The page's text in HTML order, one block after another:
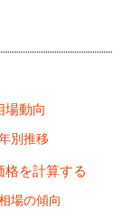
場動向
別推移
を計算する
場の傾向